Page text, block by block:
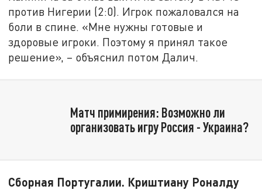
против Нигерии (2:0). Игрок пожаловался на
боли в спине. «Мне нужны готовые и
здоровые игроки. Поэтому я принял такое
решение», – объяснил потом Далич.
Матч примирения: Возможно ли
организовать игру Россия - Украина?
Сборная Португалии. Криштиану Роналду